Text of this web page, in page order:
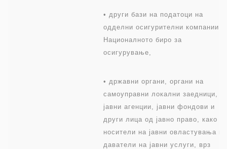
• други бази на податоци на
одделни осигурителни компании и
Националното биро за
осигурување,
• државни органи, органи на
самоуправни локални заедници,
јавни агенции, јавни фондови и
други лица од јавно право, како и
носители на јавни овластувања и
даватели на јавни услуги, врз